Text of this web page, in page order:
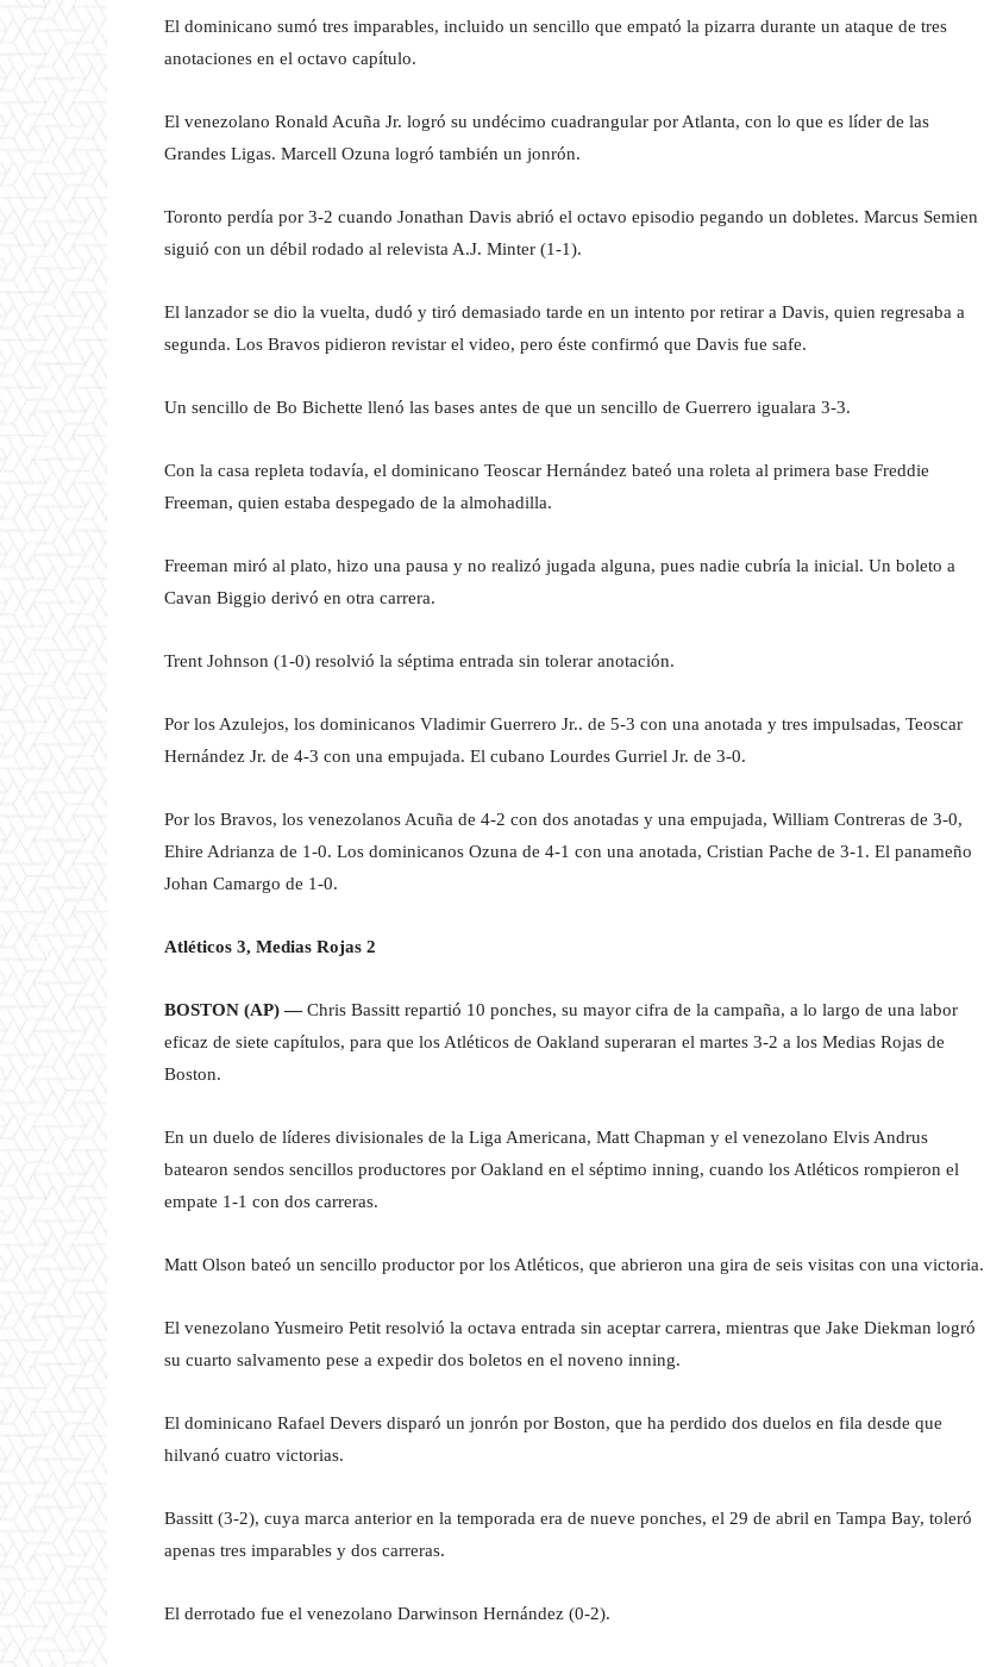
El dominicano sumó tres imparables, incluido un sencillo que empató la pizarra durante un ataque de tres
anotaciones en el octavo capítulo.
El venezolano Ronald Acuña Jr. logró su undécimo cuadrangular por Atlanta, con lo que es líder de las
Grandes Ligas. Marcell Ozuna logró también un jonrón.
Toronto perdía por 3-2 cuando Jonathan Davis abrió el octavo episodio pegando un dobletes. Marcus Semien
siguió con un débil rodado al relevista A.J. Minter (1-1).
El lanzador se dio la vuelta, dudó y tiró demasiado tarde en un intento por retirar a Davis, quien regresaba a
segunda. Los Bravos pidieron revistar el video, pero éste confirmó que Davis fue safe.
Un sencillo de Bo Bichette llenó las bases antes de que un sencillo de Guerrero igualara 3-3.
Con la casa repleta todavía, el dominicano Teoscar Hernández bateó una roleta al primera base Freddie
Freeman, quien estaba despegado de la almohadilla.
Freeman miró al plato, hizo una pausa y no realizó jugada alguna, pues nadie cubría la inicial. Un boleto a
Cavan Biggio derivó en otra carrera.
Trent Johnson (1-0) resolvió la séptima entrada sin tolerar anotación.
Por los Azulejos, los dominicanos Vladimir Guerrero Jr.. de 5-3 con una anotada y tres impulsadas, Teoscar
Hernández Jr. de 4-3 con una empujada. El cubano Lourdes Gurriel Jr. de 3-0.
Por los Bravos, los venezolanos Acuña de 4-2 con dos anotadas y una empujada, William Contreras de 3-0,
Ehire Adrianza de 1-0. Los dominicanos Ozuna de 4-1 con una anotada, Cristian Pache de 3-1. El panameño
Johan Camargo de 1-0.
Atléticos 3, Medias Rojas 2
BOSTON (AP) —Chris Bassitt repartió 10 ponches, su mayor cifra de la campaña, a lo largo de una labor
eficaz de siete capítulos, para que los Atléticos de Oakland superaran el martes 3-2 a los Medias Rojas de
Boston.
En un duelo de líderes divisionales de la Liga Americana, Matt Chapman y el venezolano Elvis Andrus
batearon sendos sencillos productores por Oakland en el séptimo inning, cuando los Atléticos rompieron el
empate 1-1 con dos carreras.
Matt Olson bateó un sencillo productor por los Atléticos, que abrieron una gira de seis visitas con una victoria.
El venezolano Yusmeiro Petit resolvió la octava entrada sin aceptar carrera, mientras que Jake Diekman logró
su cuarto salvamento pese a expedir dos boletos en el noveno inning.
El dominicano Rafael Devers disparó un jonrón por Boston, que ha perdido dos duelos en fila desde que
hilvanó cuatro victorias.
Bassitt (3-2), cuya marca anterior en la temporada era de nueve ponches, el 29 de abril en Tampa Bay, toleró
apenas tres imparables y dos carreras.
El derrotado fue el venezolano Darwinson Hernández (0-2).